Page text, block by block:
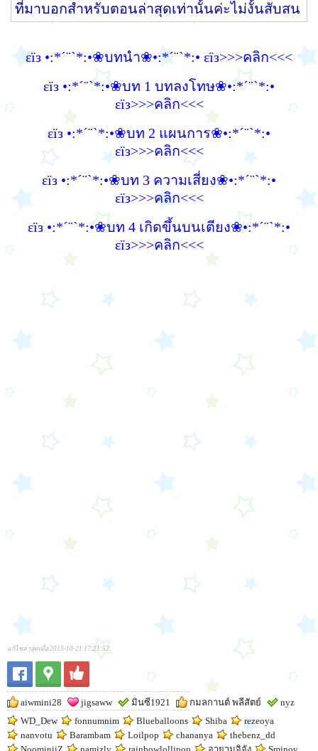
ที่มาบอกสำหรับตอนล่าสุดเท่านั้นค่ะไม่งั้นสับสน
εїз •:*´¨`*:•❀บทนำ❀•:*´¨`*:• εїз>>>คลิก<<<
εїз •:*´¨`*:•❀บท 1 บทลงโทษ❀•:*´¨`*:•
εїз>>>คลิก<<<
εїз •:*´¨`*:•❀บท 2 แผนการ❀•:*´¨`*:•
εїз>>>คลิก<<<
εїз •:*´¨`*:•❀บท 3 ความเสี่ยง❀•:*´¨`*:•
εїз>>>คลิก<<<
εїз •:*´¨`*:•❀บท 4 เกิดขึ้นบนเตียง❀•:*´¨`*:•
εїз>>>คลิก<<<
แก้ไขล่าสุดเมื่อ 2013-10-21 17:21:52
aiwmini28 jigsaww มินซี1921 กมลกานต์ พลีสัตย์
nyz
WD_Dew
fonnumnim Blueballoons Shiba
rezeoya
nanvotu
Barambam Loilpop chananya
thebenz_dd